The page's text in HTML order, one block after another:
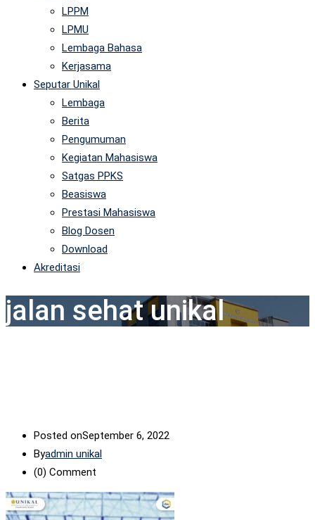
LPPM
LPMU
Lembaga Bahasa
Kerjasama
Seputar Unikal
Lembaga
Berita
Pengumuman
Kegiatan Mahasiswa
Satgas PPKS
Beasiswa
Prestasi Mahasiswa
Blog Dosen
Download
Akreditasi
jalan sehat unikal
Posted onSeptember 6, 2022
Byadmin unikal
(0) Comment